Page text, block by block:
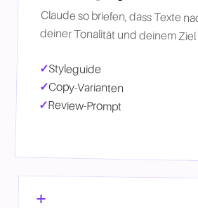
Claude so briefen, dass Texte
deiner Tonalität und deinem
Styleguide
Copy-Varianten
Review-Prompt